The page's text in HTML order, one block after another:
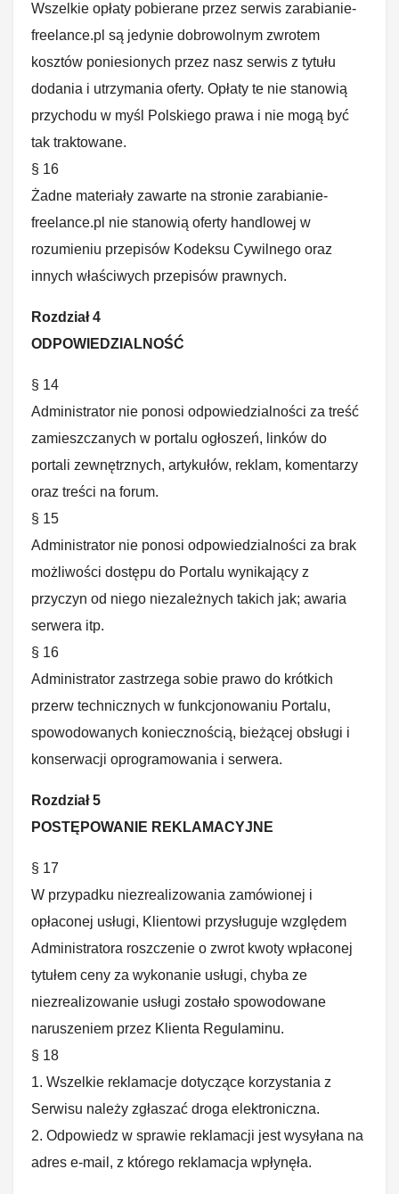
Wszelkie opłaty pobierane przez serwis zarabianie-
freelance.pl są jedynie dobrowolnym zwrotem
kosztów poniesionych przez nasz serwis z tytułu
dodania i utrzymania oferty. Opłaty te nie stanowią
przychodu w myśl Polskiego prawa i nie mogą być
tak traktowane.
§ 16
Żadne materiały zawarte na stronie zarabianie-
freelance.pl nie stanowią oferty handlowej w
rozumieniu przepisów Kodeksu Cywilnego oraz
innych właściwych przepisów prawnych.
Rozdział 4
ODPOWIEDZIALNOŚĆ
§ 14
Administrator nie ponosi odpowiedzialności za treść
zamieszczanych w portalu ogłoszeń, linków do
portali zewnętrznych, artykułów, reklam, komentarzy
oraz treści na forum.
§ 15
Administrator nie ponosi odpowiedzialności za brak
możliwości dostępu do Portalu wynikający z
przyczyn od niego niezależnych takich jak; awaria
serwera itp.
§ 16
Administrator zastrzega sobie prawo do krótkich
przerw technicznych w funkcjonowaniu Portalu,
spowodowanych koniecznością, bieżącej obsługi i
konserwacji oprogramowania i serwera.
Rozdział 5
POSTĘPOWANIE REKLAMACYJNE
§ 17
W przypadku niezrealizowania zamówionej i
opłaconej usługi, Klientowi przysługuje względem
Administratora roszczenie o zwrot kwoty wpłaconej
tytułem ceny za wykonanie usługi, chyba ze
niezrealizowanie usługi zostało spowodowane
naruszeniem przez Klienta Regulaminu.
§ 18
1. Wszelkie reklamacje dotyczące korzystania z
Serwisu należy zgłaszać droga elektroniczna.
2. Odpowiedz w sprawie reklamacji jest wysyłana na
adres e-mail, z którego reklamacja wpłynęła.